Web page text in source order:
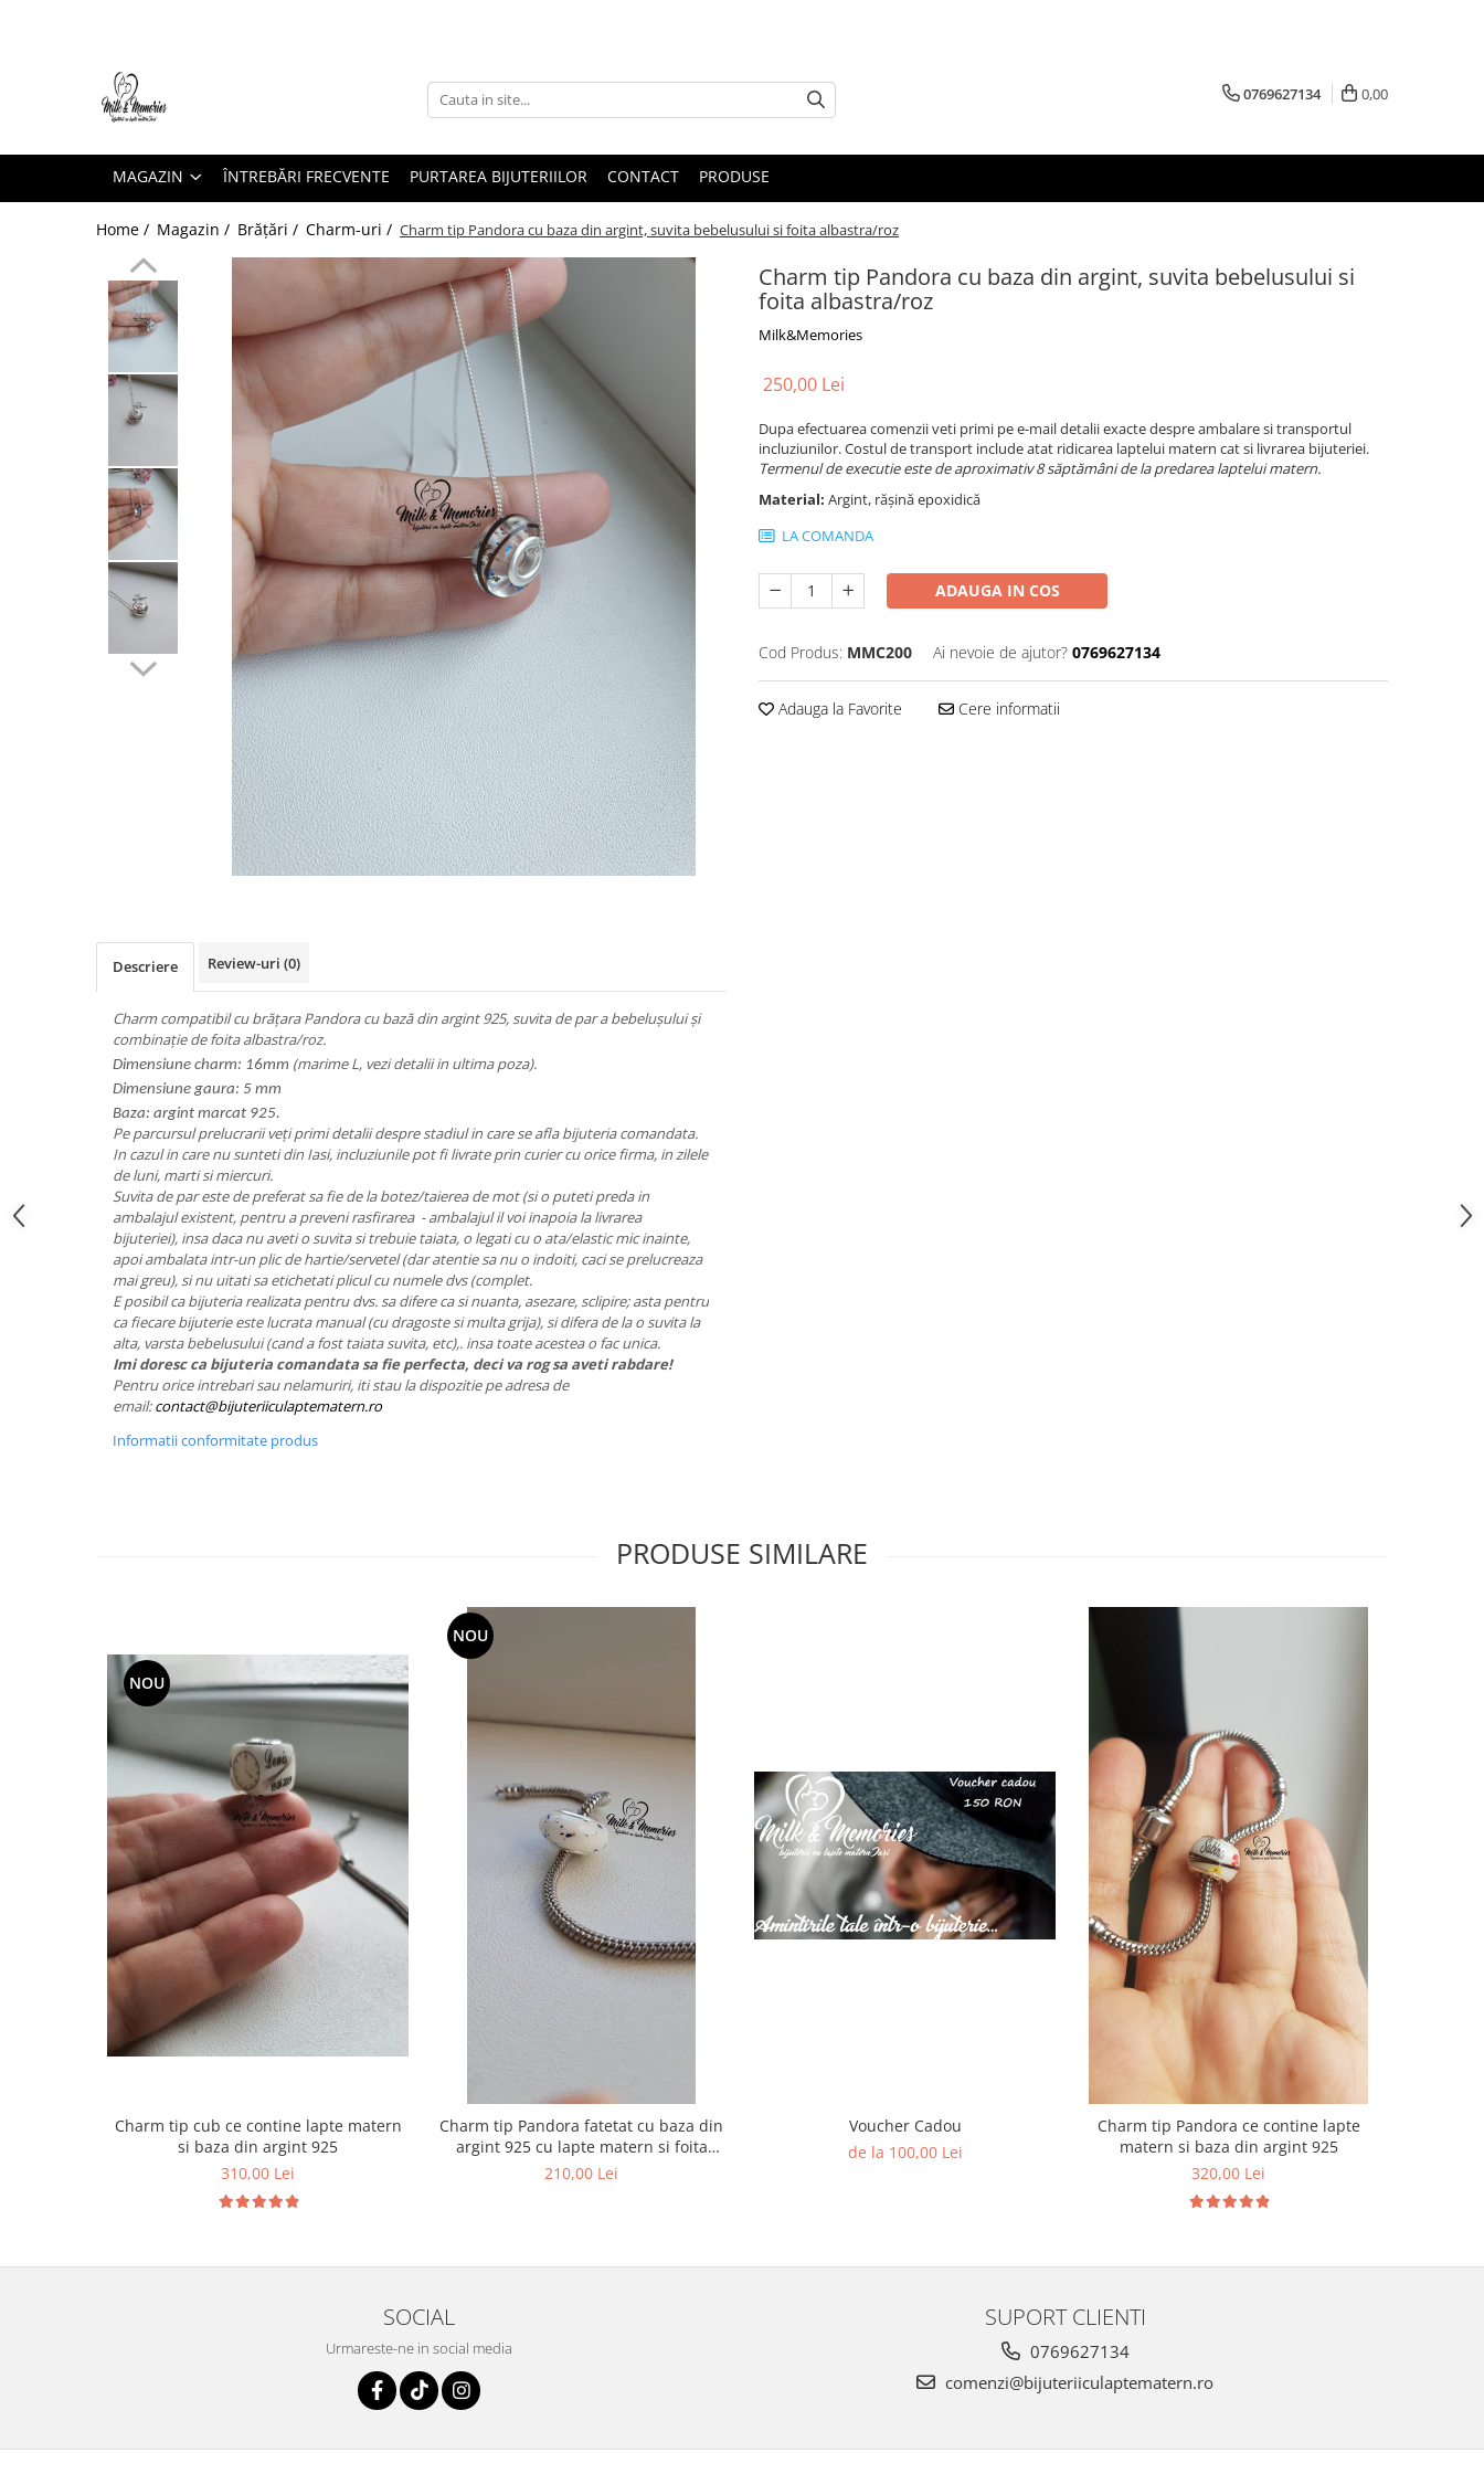
Brățări aur
Brățări argint
Cercei argint
Pandantive aur
Pandantive argint
Vouchere Cadou
Seturi bijuterii
Seturi din argint
0769627134 0,00
MAGAZIN ÎNTREBĂRI FRECVENTE PURTAREA BIJUTERIILOR CONTACT PRODUSE
Home / Magazin / Brățări / Charm-uri / Charm tip Pandora cu baza din argint, suvita bebelusului si foita albastra/roz
Charm tip Pandora cu baza din argint, suvita bebelusului si
foita albastra/roz
Milk&Memories
250,00 Lei
Dupa efectuarea comenzii veti primi pe e-mail detalii exacte despre ambalare si transportul
incluziunilor. Costul de transport include atat ridicarea laptelui matern cat si livrarea bijuteriei.
Termenul de executie este de aproximativ 8 săptămâni de la predarea laptelui matern.
Material: Argint, rășină epoxidică
LA COMANDA
ADAUGA IN COS
Cod Produs: MMC200 Ai nevoie de ajutor? 0769627134
Adauga la Favorite Cere informatii
Descriere Review-uri (0)
Charm compatibil cu brățara Pandora cu bază din argint 925, suvita de par a bebelușului și
combinație de foita albastra/roz.
Dimensiune charm: 16mm (marime L, vezi detalii in ultima poza).
Dimensiune gaura: 5 mm
Baza: argint marcat 925.
Pe parcursul prelucrarii veți primi detalii despre stadiul in care se afla bijuteria comandata.
In cazul in care nu sunteti din Iasi, incluziunile pot fi livrate prin curier cu orice firma, in zilele
de luni, marti si miercuri.
Suvita de par este de preferat sa fie de la botez/taierea de mot (si o puteti preda in
ambalajul existent, pentru a preveni rasfirarea - ambalajul il voi inapoia la livrarea
bijuteriei), insa daca nu aveti o suvita si trebuie taiata, o legati cu o ata/elastic mic inainte,
apoi ambalata intr-un plic de hartie/servetel (dar atentie sa nu o indoiti, caci se prelucreaza
mai greu), si nu uitati sa etichetati plicul cu numele dvs (complet.
E posibil ca bijuteria realizata pentru dvs. sa difere ca si nuanta, asezare, sclipire; asta pentru
ca fiecare bijuterie este lucrata manual (cu dragoste si multa grija), si difera de la o suvita la
alta, varsta bebelusului (cand a fost taiata suvita, etc),. insa toate acestea o fac unica.
Imi doresc ca bijuteria comandata sa fie perfecta, deci va rog sa aveti rabdare!
Pentru orice intrebari sau nelamuriri, iti stau la dispozitie pe adresa de
email:contact@bijuteriiculaptematern.ro
Informatii conformitate produs
PRODUSE SIMILARE
NOU
Charm tip cub ce contine lapte matern
si baza din argint 925
310,00 Lei
NOU
Charm tip Pandora fatetat cu baza din
argint 925 cu lapte matern si foita
decorativa
210,00 Lei
Voucher Cadou
de la 100,00 Lei
Charm tip Pandora ce contine lapte
matern si baza din argint 925
320,00 Lei
SOCIAL
Urmareste-ne in social media
SUPORT CLIENTI
0769627134
comenzi@bijuteriiculaptematern.ro